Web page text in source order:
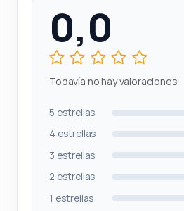
0,0
Todavía no hay valoraciones
5 estrellas
4 estrellas
3 estrellas
2 estrellas
1 estrellas